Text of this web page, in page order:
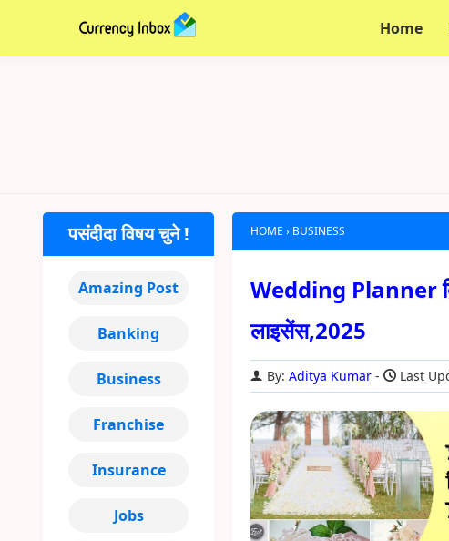
Home
HOME › BUSINESS
Wedding Planner
लाइसेंस,2025
By:Aditya Kumar Last
पसंदीदा विषय चुने !
Amazing Post
Banking
Business
Franchise
Insurance
Jobs